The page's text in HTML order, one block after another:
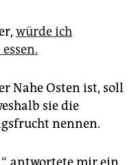
würde ich
Nahe Osten ist, soll
sie die
nennen.